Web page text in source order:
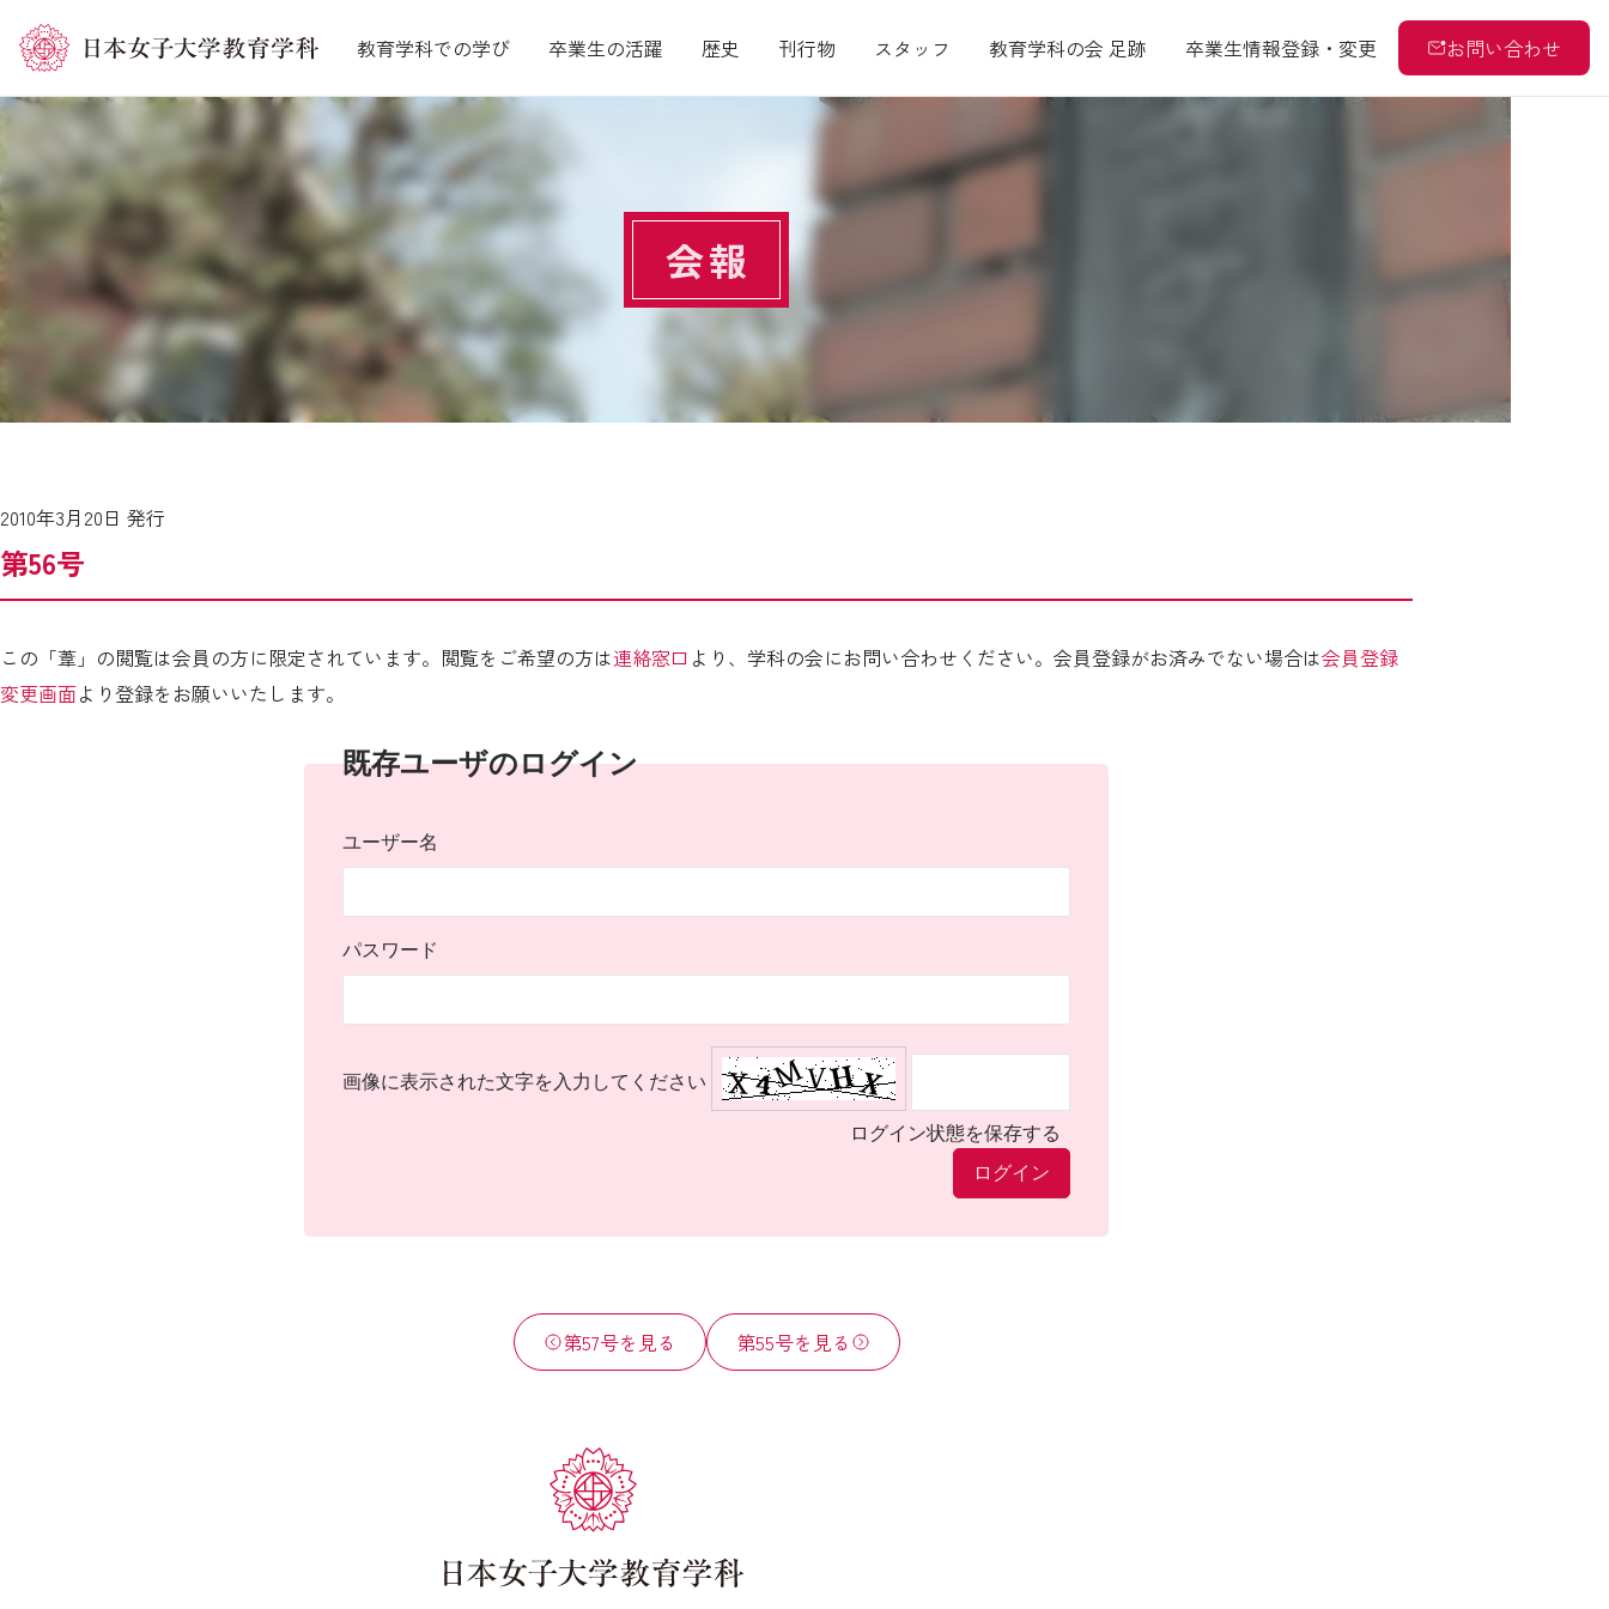
テ
へ
キ
ッ
プ
教育学科での学び 卒業生の活躍 歴史 刊行物 スタッフ 教育学科の会 足跡 卒業生情報登録・変更 お問い合わせ
会報
2010年3月20日 発行
第56号
この「葦」の閲覧は会員の方に限定されています。閲覧をご希望の方は連絡窓口 より、学科の会にお問い合わせください。会員登録がお済みでない場合は会員登録
変更画面より登録をお願いいたします。
既存ユーザのログイン
ユーザー名
パスワード
画像に表示された文字を入力してください
ログイン状態を保存する
第57号を見る 第55号を見る